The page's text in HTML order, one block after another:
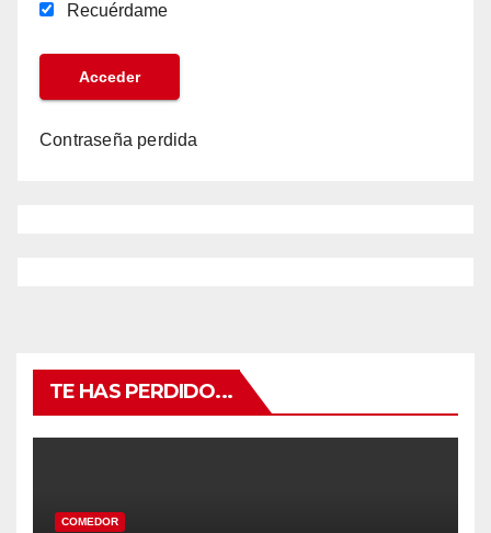
Recuérdame
Contraseña perdida
TE HAS PERDIDO...
COMEDOR